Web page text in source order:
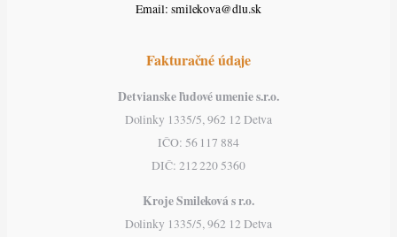
Email: smilekova@dlu.sk
Fakturačné údaje
Detvianske ľudové umenie s.r.o.
Dolinky 1335/5, 962 12 Detva
IČO: 56 117 884
DIČ: 212 220 5360
Kroje Smileková s r.o.
Dolinky 1335/5, 962 12 Detva